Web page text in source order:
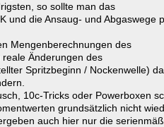
so sollte man das
und die Ansaug- und Abgaswege
Mengenberechnungen des
Änderungen des
Spritzbeginn / Nockenwelle)
10c-Tricks oder Powerboxen
grundsätzlich nicht
auch hier nur die